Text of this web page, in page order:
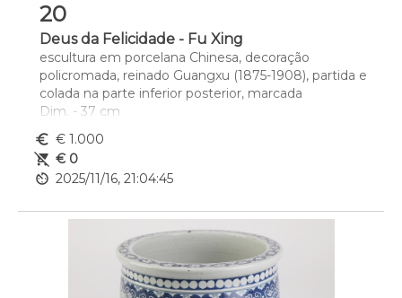
20
Deus da Felicidade - Fu Xing
escultura em porcelana Chinesa, decoração
policromada, reinado Guangxu (1875-1908), partida e
colada na parte inferior posterior, marcada
Dim. - 37 cm
euro_symbol € 1.000
remove_shopping_cart € 0
av_timer 2025/11/16, 21:04:45